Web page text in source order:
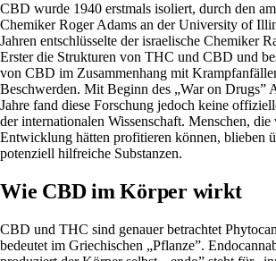
CBD wurde 1940 erstmals isoliert, durch den
ChemikerRoger Adams an der University of
Jahren entschlüsselte der israelische Chemiker
Erster die Strukturen von THC und CBD und
von CBD im Zusammenhang mit
Beschwerden. Mit Beginn des „War on Drugs”
Jahre fand diese Forschung jedoch keine
der internationalen Wissenschaft. Menschen, die
Entwicklung hätten profitieren können, blieben
potenziell hilfreiche Substanzen.
Wie CBD im Körper wirkt
CBD und THC sind genauer betrachtet
bedeutet im Griechischen „Pflanze”.